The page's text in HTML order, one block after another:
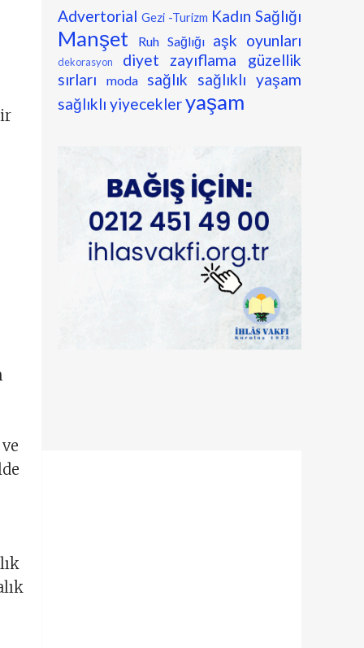
Advertorial Gezi -Turizm Kadın Sağlığı
Manşet Ruh Sağlığı aşk oyunları
dekorasyon diyet zayıflama
güzellik
sırları
moda sağlık
sağlıklı yaşam
sağlıklı yiyecekleryaşam